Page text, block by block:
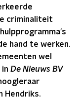
criminaliteit
hand te werken.
wel
in De Nieuws BV
Hendriks.